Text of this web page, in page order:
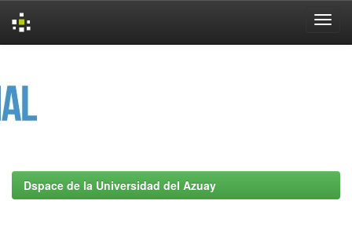
Dspace de la Universidad del Azuay